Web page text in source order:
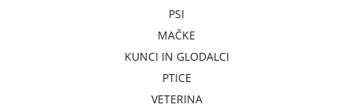
PSI
MAČKE
KUNCI IN GLODALCI
PTICE
VETERINA